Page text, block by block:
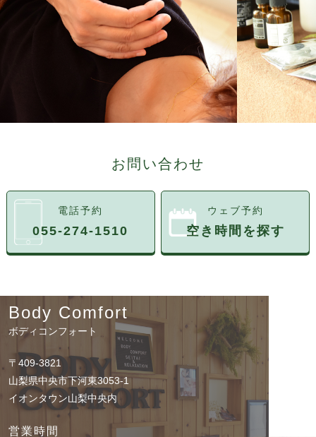
お問い合わせ
電話予約
055-274-1510
ウェブ予約
空き時間を探す
Body Comfort
ボディコンフォート
〒409-3821
山梨県中央市下河東3053-1
イオンタウン山梨中央内
営業時間